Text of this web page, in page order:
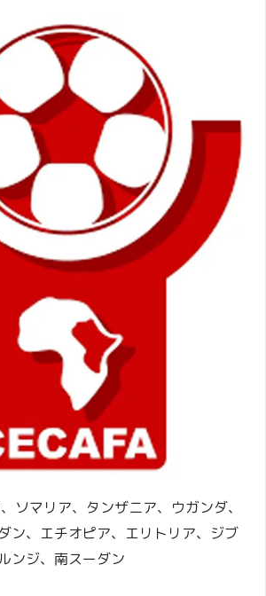
ソマリア、タンザニア、ウガンダ、
ン、エチオピア、エリトリア、ジブ
ンジ、南スーダン